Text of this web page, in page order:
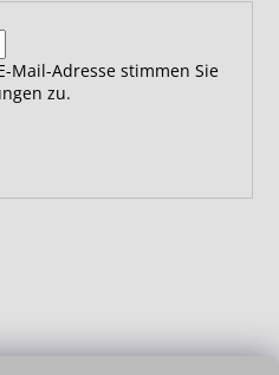
Mail-Adresse stimmen Sie
zu.